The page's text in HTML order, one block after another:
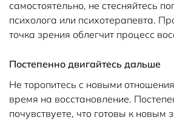
самостоятельно, не стесняйтесь
психолога или психотерапевта.
точка зрения облегчит процесс
Постепенно двигайтесь дальше
Не торопитесь с новыми
время на восстановление.
почувствуете, что готовы к новым